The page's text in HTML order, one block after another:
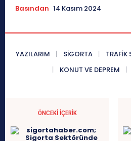
Basından 14 Kasım 2024
YAZILARIM SİGORTA TRAFİK
KONUT VE DEPREM
ÖNCEKI İÇERIK